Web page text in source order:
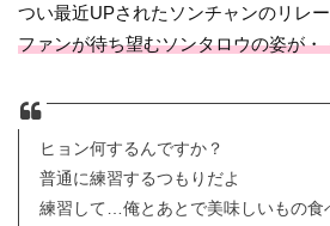
つい最近UPされたソンチャンのリレ
ファンが待ち望むソンタロウの姿が・
ヒョン何するんですか？
普通に練習するつもりだよ
練習して…俺とあとで美味しいもの